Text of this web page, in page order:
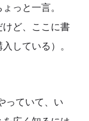
っと一言。
ど、ここに書
している）。
っていて、い